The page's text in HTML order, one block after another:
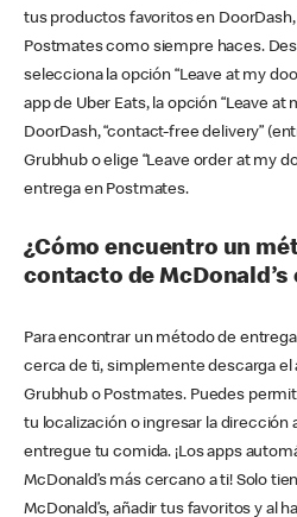
tus productos favoritos en DoorDash,
Postmates como siempre haces.
selecciona la opción “Leave at my
app de Uber Eats, la opción “Leave at
DoorDash, “contact-free delivery”
Grubhub o elige “Leave order at my
entrega en Postmates.
¿Cómo encuentro un
contacto de McDonald’s
Para encontrar un método de
cerca de ti, simplemente descarga el
Grubhub o Postmates. Puedes
tu localización o ingresar la dirección
entregue tu comida. ¡Los apps
McDonald’s más cercano a ti! Solo
McDonald’s, añadir tus favoritos y al